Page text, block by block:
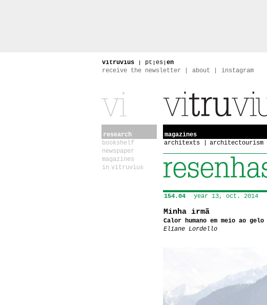
vitruvius | pt | es | en
receive the newsletter
about instagram
research
bookshelf
newspaper
magazines
in vitruvius
magazines
architexts
architectourism
154.04
year 13, oct. 2014
Minha irmã
Calor humano em meio ao gelo
Eliane Lordello